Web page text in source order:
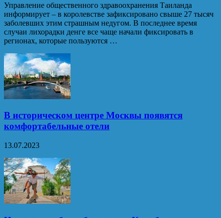
Управление общественного здравоохранения Таиланда
информирует – в королевстве зафиксировано свыше 27 тысяч
заболевших этим страшным недугом. В последнее время
случаи лихорадки денге все чаще начали фиксировать в
регионах, которые пользуются …
В историческом центре Москвы появятся
комфортабельные отели
13.07.2023